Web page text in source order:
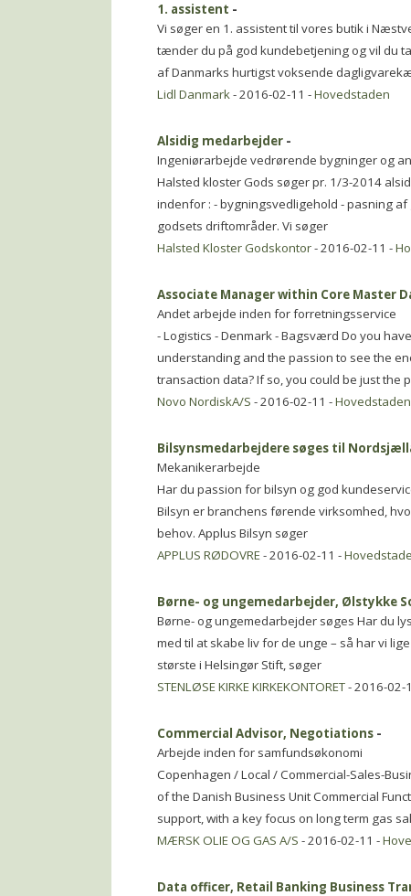
1. assistent -
Vi søger en 1. assistent til vores butik i
tænder du på god kundebetjening og vil du
af Danmarks hurtigst voksende
Lidl Danmark- 2016-02-11 -Hovedstaden
Alsidig medarbejder -
Ingeniørarbejde vedrørende bygninger og
Halsted kloster Gods søger pr. 1/3-2014
indenfor : - bygningsvedligehold - pasning
godsets driftområder. Vi søger
Halsted Kloster Godskontor- 2016-02-11 -
Associate Manager within Core Master
Andet arbejde inden for forretningsservice
- Logistics - Denmark - Bagsværd Do you
understanding and the passion to see the
transaction data? If so, you could be just the
Novo NordiskA/S - 2016-02-11 -Hovedstaden
Bilsynsmedarbejdere søges til
Mekanikerarbejde
Har du passion for bilsyn og god
Bilsyn er branchens førende virksomhed,
behov. Applus Bilsyn søger
APPLUS RØDOVRE- 2016-02-11 -
Børne- og ungemedarbejder, Ølstykke
Børne- og ungemedarbejder søges Har du
med til at skabe liv for de unge – så har vi
største i Helsingør Stift, søger
STENLØSE KIRKE KIRKEKONTORET- 2016-02-
Commercial Advisor, Negotiations -
Arbejde inden for samfundsøkonomi
Copenhagen / Local / Commercial-Sales-
of the Danish Business Unit Commercial
support, with a key focus on long term gas
MÆRSK OLIE OG GAS A/S - 2016-02-11 -
Data officer, Retail Banking Business